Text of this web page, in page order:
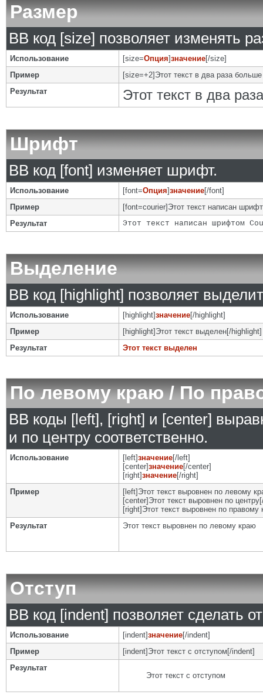
Размер
BB код [size] позволяет изменять
Использование [size=Опция]значение[/size]
Пример
[size=+2]Этот текст в два раза
Результат
Этот текст в два
Шрифт
BB код [font] изменяет шрифт.
Использование [font=Опция]значение[/font]
Пример
[font=courier]Этот текст написан
Результат
Этот текст написан шрифтом
Выделение
BB код [highlight] позволяет
Использование [highlight]значение[/highlight]
Пример
[highlight]Этот текст выделен[/highlight]
Результат
Этот текст выделен
По левому краю / По
BB коды [left], [right] и [center]
и по центру соответственно.
Использование [left]значение[/left]
[center]значение[/center]
[right]значение[/right]
Пример
[left]Этот текст выровнен по левому
[center]Этот текст выровнен по
[right]Этот текст выровнен по правому
Результат
Этот текст выровнен по левому краю
Отступ
BB код [indent] позволяет сделать
Использование [indent]значение[/indent]
Пример
[indent]Этот текст с отступом[/indent]
Результат
Этот текст с отступом